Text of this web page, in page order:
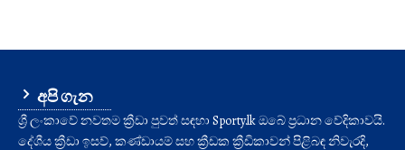
අපි ගැන
ශ්‍රී ලංකාවේ නවතම ක්‍රීඩා පුවත් සඳහා Sporty.lk ඔබේ ප්‍රධාන වේදිකාවයි.
දේශීය ක්‍රීඩා ඉසව්, කණ්ඩායම් සහ ක්‍රීඩක ක්‍රීඩිකාවන් පිළිබඳ නිවැරදි,